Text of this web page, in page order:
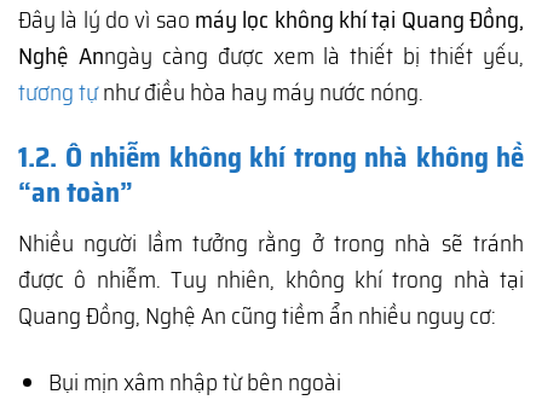
Đây là lý do vì sao máy lọc không khí tại Quang Đồng,
Nghệ Anngày càng được xem là thiết bị thiết yếu,
tương tựnhư điều hòa hay máy nước nóng.
1.2. Ô nhiễm không khí trong nhà không hề
“an toàn”
Nhiều người lầm tưởng rằng ở trong nhà sẽ tránh
được ô nhiễm. Tuy nhiên, không khí trong nhà tại
Quang Đồng, Nghệ An cũng tiềm ẩn nhiều nguy cơ:
Bụi mịn xâm nhập từ bên ngoài